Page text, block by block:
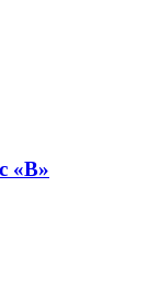
«В»